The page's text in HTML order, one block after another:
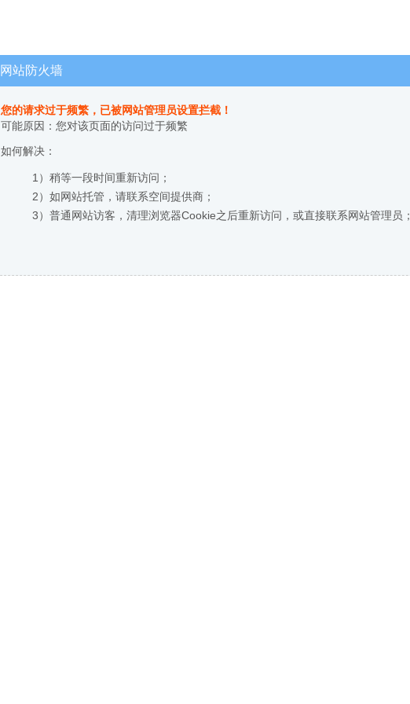
网站防火墙
您的请求过于频繁，已被网站管理员设置拦截！
可能原因：您对该页面的访问过于频繁
如何解决：
1）稍等一段时间重新访问；
2）如网站托管，请联系空间提供商；
3）普通网站访客，清理浏览器Cookie之后重新访问，或直接联系网站管理员；